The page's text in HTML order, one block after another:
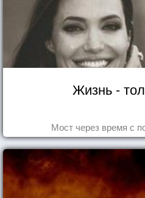
Жизнь -
Мост через время с